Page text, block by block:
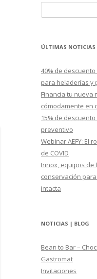
u
c
r
ÚLTIMAS NOTICIAS
40% de
para heladerías y
Financia tu nueva
cómodamente en
15% de
preventivo
Webinar AEFY: El
de COVID
Irinox, equipos de
conservación
intacta
NOTICIAS | BLOG
Bean to Bar –
Gastromat
Invitaciones